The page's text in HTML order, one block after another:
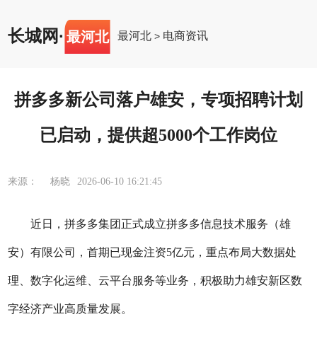
长城网· 最河北 最河北 > 电商资讯
拼多多新公司落户雄安，专项招聘计划
已启动，提供超5000个工作岗位
来源： 杨晓 2026-06-10 16:21:45
近日，拼多多集团正式成立拼多多信息技术服务（雄
安）有限公司，首期已现金注资5亿元，重点布局大数据处
理、数字化运维、云平台服务等业务，积极助力雄安新区数
字经济产业高质量发展。